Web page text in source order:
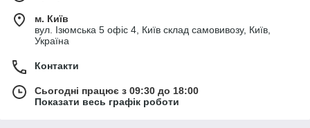
м. Київ
вул. Ізюмська 5 офіс 4, Київ склад самовивозу, Київ,
Україна
Контакти
Сьогодні працює з 09:30 до 18:00
Показати весь графік роботи